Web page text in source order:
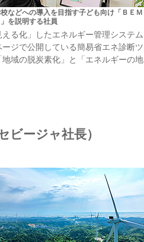
などへの導入を目指す子ども向け「ＢＥＭ
」を説明する社員
る化」したエネルギー管理システム
ジで公開している簡易省エネ診断ツ
域の脱炭素化」と「エネルギーの地
ビージャ社長）